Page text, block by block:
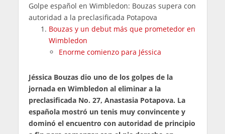
Golpe español en Wimbledon: Bouzas supera con
autoridad a la preclasificada Potapova
Bouzas y un debut más que prometedor en
Wimbledon
Enorme comienzo para Jéssica
Jéssica Bouzas dio uno de los golpes de la
jornada en Wimbledon al eliminar a la
preclasificada No. 27, Anastasia Potapova. La
española mostró un tenis muy convincente y
dominó el encuentro con autoridad de principio